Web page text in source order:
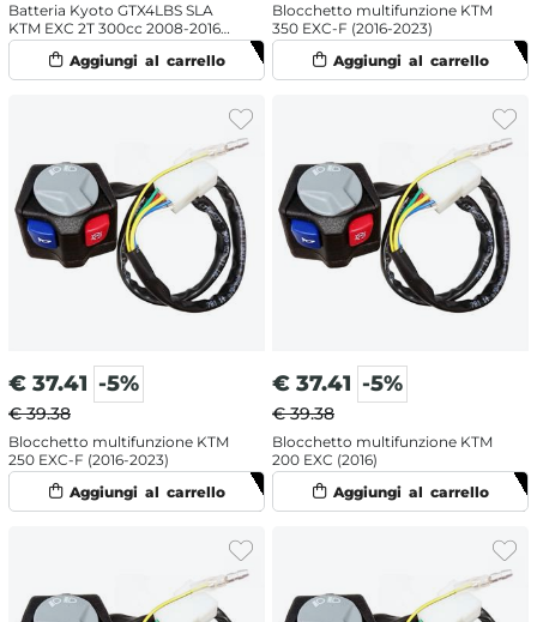
Batteria Kyoto GTX4LBS SLA
KTM EXC 2T 300cc 2008-2016
(Yuasa code YTX4L-BS)
Blocchetto multifunzione KTM
350 EXC-F (2016-2023)
€ 37.41 -5%
€ 39.38
Blocchetto multifunzione KTM
250 EXC-F (2016-2023)
€ 37.41 -5%
€ 39.38
Blocchetto multifunzione KTM
200 EXC (2016)